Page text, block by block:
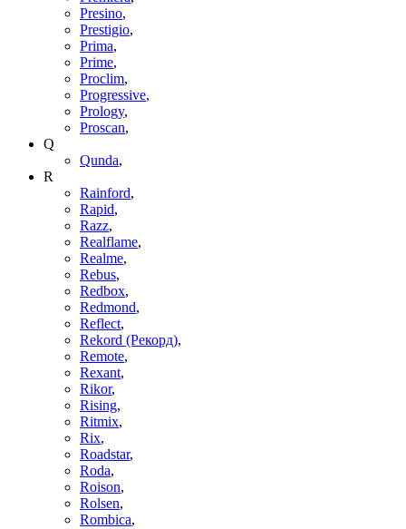
Presino,
Prestigio,
Prima,
Prime,
Proclim,
Progressive,
Prology,
Proscan,
Q
Qunda,
R
Rainford,
Rapid,
Razz,
Realflame,
Realme,
Rebus,
Redbox,
Redmond,
Reflect,
Rekord (Рекорд),
Remote,
Rexant,
Rikor,
Rising,
Ritmix,
Rix,
Roadstar,
Roda,
Roison,
Rolsen,
Rombica,